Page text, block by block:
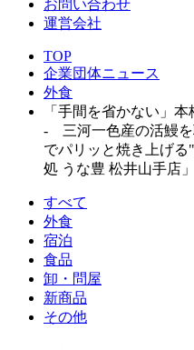
お問い合わせ
運営会社
TOP
企業団体ニュース
外食
「手間を省かない」
- 三河一色産の活鰻を
でパリッと焼き上げ
処 うな豊 松井山手店
すべて
外食
宿泊
食品
卸・問屋
新商品
その他